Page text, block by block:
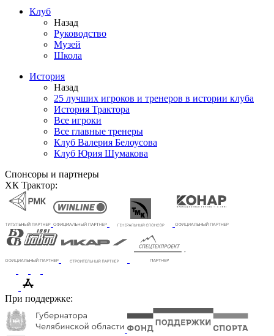
Клуб
Назад
Руководство
Музей
Школа
История
Назад
25 лучших игроков и тренеров в истории клуба
История Трактора
Все игроки
Все главные тренеры
Клуб Валерия Белоусова
Клуб Юрия Шумакова
Спонсоры и партнеры
ХК Трактор:
При поддержке: